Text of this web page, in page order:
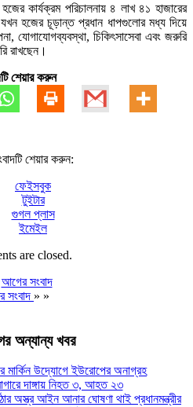
কার্যক্রম পরিচালনায় ৪ লাখ ৪১ হাজারের
যখন হজের চূড়ান্ত প্রধান ধাপগুলোর মধ্য দিয়ে
যোগাযোগব্যবস্থা, চিকিৎসাসেবা এবং জরুরি
রাখছেন।
শেয়ার করুন
শেয়ার করুন:
ফেইসবুক
টুইটার
গুগল প্লাস
ইমেইল
are closed.
আগের সংবাদ
সংবাদ » »
অন্যান্য খবর
উদ্যোগে ইউরোপের অনাগ্রহ
দাঙ্গায় নিহত ৩, আহত ২৩
অস্ত্র আইন আনার ঘোষণা থাই প্রধানমন্ত্রীর